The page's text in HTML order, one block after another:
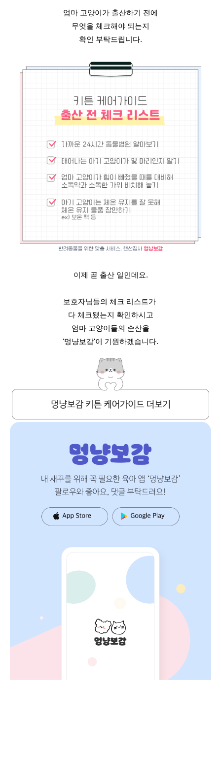
엄마 고양이가 출산하기 전에
무엇을 체크해야 되는지
확인 부탁드립니다.
이제 곧 출산 일인데요.
보호자님들의 체크 리스트가
다 체크됐는지 확인하시고
엄마 고양이들의 순산을
'멍냥보감'이 기원하겠습니다.